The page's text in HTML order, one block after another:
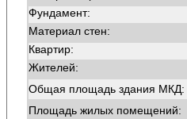
Фундамент:
Материал стен:
Квартир:
Жителей:
Общая площадь здания МКД:
Площадь жилых помещений: